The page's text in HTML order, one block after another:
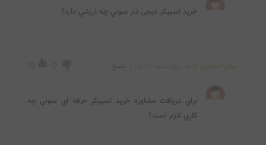
خريد اسپيکر ديجي دار سوني چه ارزشي دارد؟
پیام انصاری زاده (
1
) (
)
کاري لازم است؟